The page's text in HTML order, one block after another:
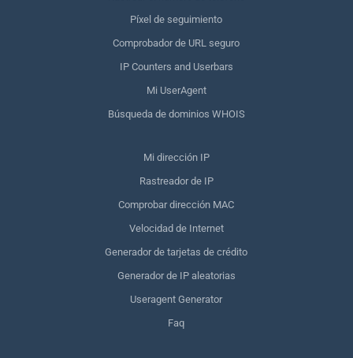
Píxel de seguimiento
Comprobador de URL seguro
IP Counters and Userbars
Mi UserAgent
Búsqueda de dominios WHOIS
Mi dirección IP
Rastreador de IP
Comprobar dirección MAC
Velocidad de Internet
Generador de tarjetas de crédito
Generador de IP aleatorias
Useragent Generator
Faq